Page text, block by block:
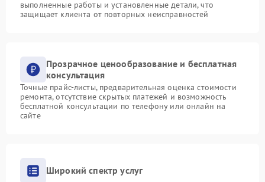
выполненные работы и установленные детали, что
защищает клиента от повторных неисправностей
Прозрачное ценообразование и бесплатная
консультация
Точные прайс-листы, предварительная оценка стоимости
ремонта, отсутствие скрытых платежей и возможность
бесплатной консультации по телефону или онлайн на
сайте
Широкий спектр услуг